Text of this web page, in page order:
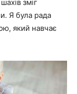
зміг
Я була рада
який навчає